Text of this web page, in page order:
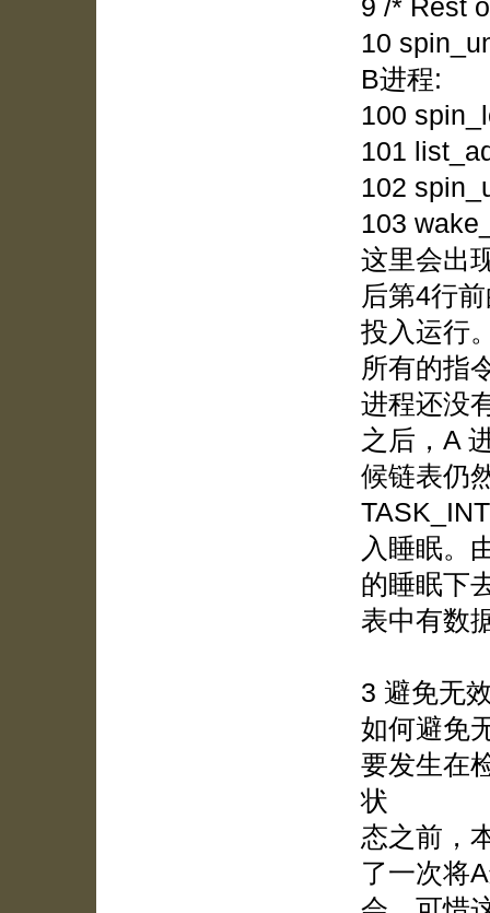
9 /* Rest
10
B进程:
100
101
102
103
这里会出
后第4行
投入运行
所有的指
进程还没
之后，A
候链表仍
入睡眠。
的睡眠下
表中有数
3 避免无
如何避免
要发生在
状
态之前，
了一次将